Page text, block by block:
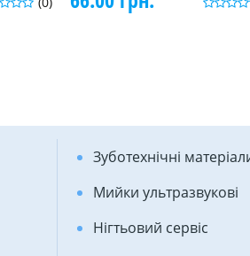
Зуботехнічні
Мийки ультразвукові
Нігтьовий сервіс